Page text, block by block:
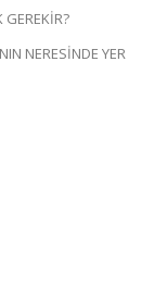
GEREKİR?
NERESİNDE YER